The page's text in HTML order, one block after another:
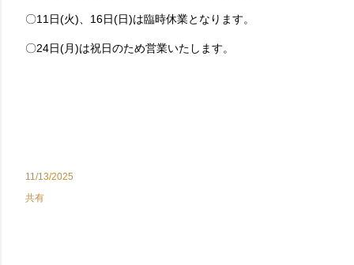
〇11日(火)、16日(日)は臨時休業となります。
〇24日(月)は祝日のため営業いたします。
11/13/2025
共有